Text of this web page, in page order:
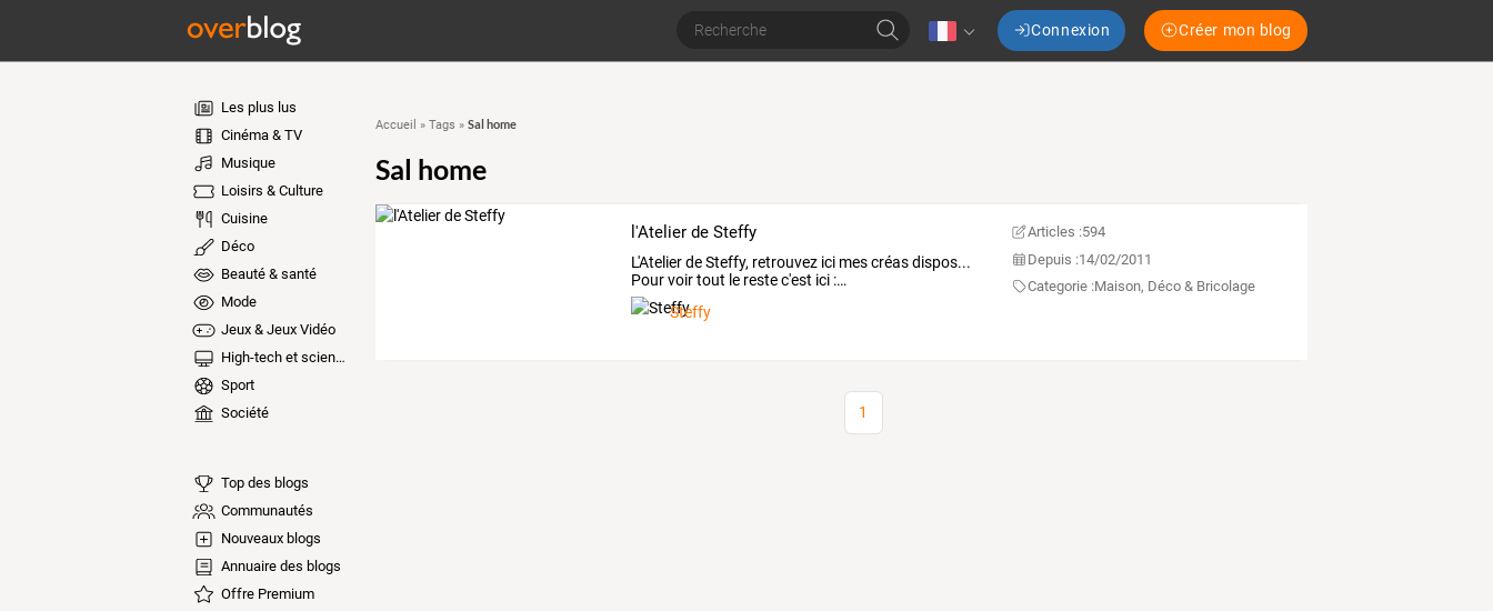
Connexion Créer mon blog
Les plus lus
Cinéma & TV
Musique
Loisirs & Culture
Cuisine
Déco
Beauté & santé
Mode
Jeux & Jeux Vidéo
High-tech et sciences
Sport
Société
Top des blogs
Communautés
Nouveaux blogs
Annuaire des blogs
Offre Premium
Accueil » Tags » Sal home
Sal home
l'Atelier de Steffy
L'AtelierdeSteffy, retrouvez ici mescréasdispos...
Pourvoirtout le restec'est ici :…
Steffy
Articles :594
Depuis :14/02/2011
Categorie :Maison, Déco & Bricolage
1